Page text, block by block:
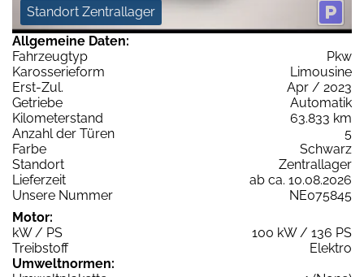
Standort Zentrallager
Allgemeine Daten:
Fahrzeugtyp
Pkw
Karosserieform
Limousine
Erst-Zul.
Apr / 2023
Getriebe
Automatik
Kilometerstand
63.833 km
Anzahl der Türen
5
Farbe
Schwarz
Standort
Zentrallager
Lieferzeit
ab ca. 10.08.2026
Unsere Nummer
NE075845
Motor:
kW / PS
100 kW / 136 PS
Treibstoff
Elektro
Umweltnormen: